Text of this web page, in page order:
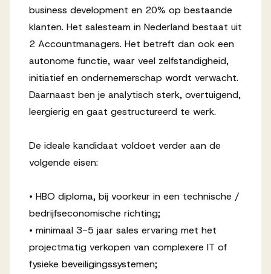
business development en 20% op bestaande
klanten. Het salesteam in Nederland bestaat uit
2 Accountmanagers. Het betreft dan ook een
autonome functie, waar veel zelfstandigheid,
initiatief en ondernemerschap wordt verwacht.
Daarnaast ben je analytisch sterk, overtuigend,
leergierig en gaat gestructureerd te werk.
De ideale kandidaat voldoet verder aan de
volgende eisen:
• HBO diploma, bij voorkeur in een technische /
bedrijfseconomische richting;
• minimaal 3-5 jaar sales ervaring met het
projectmatig verkopen van complexere IT of
fysieke beveiligingssystemen;